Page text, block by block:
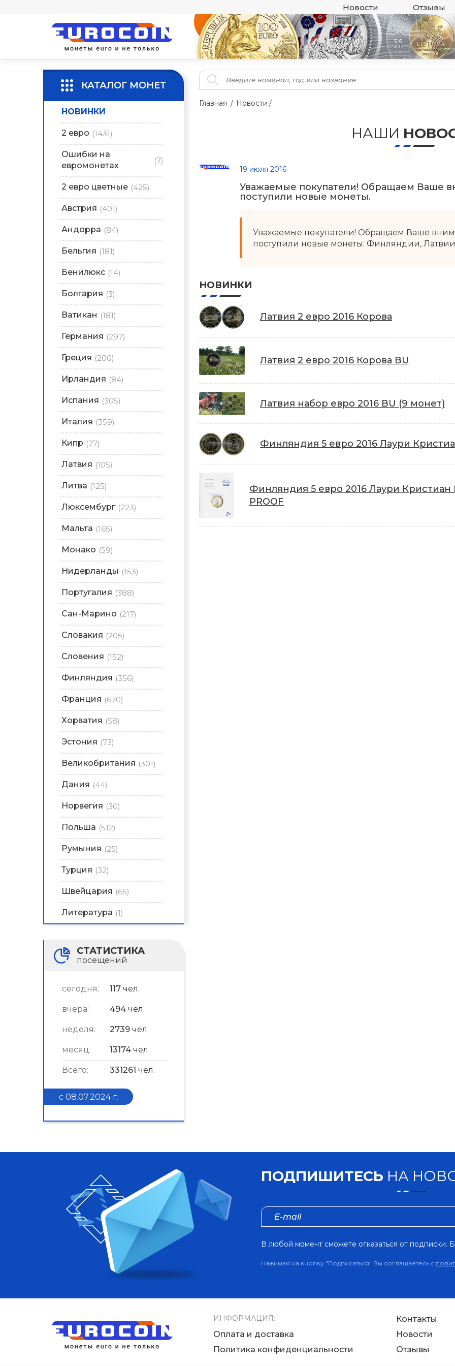
Новости Отзывы
КАТАЛОГ МОНЕТ
НОВИНКИ
2 евро (1431)
Ошибки на
евромонетах
(7)
2 евро цветные (425)
Австрия (401)
Андорра (84)
Бельгия (181)
Бенилюкс (14)
Болгария (3)
Ватикан (181)
Германия (297)
Греция (200)
Ирландия (84)
Испания (305)
Италия (359)
Кипр (77)
Латвия (105)
Литва (125)
Люксембург (223)
Мальта (165)
Монако (59)
Нидерланды (153)
Португалия (388)
Сан-Марино (217)
Словакия (205)
Словения (152)
Финляндия (356)
Франция (670)
Хорватия (58)
Эстония (73)
Великобритания (301)
Дания (44)
Норвегия (30)
Польша (512)
Румыния (25)
Турция (32)
Швейцария (65)
Литература (1)
СТАТИСТИКА
посещений
сегодня: 117 чел.
вчера: 494 чел.
неделя: 2739 чел.
месяц: 13174 чел.
Всего: 331261 чел.
с 08.07.2024 г.
Главная Новости
НАШИ
19 июля 2016
Уважаемые покупатели! Обращаем Ваше
поступили новые монеты.
Уважаемые покупатели! Обращаем Ваше
поступили новые монеты: Финляндии,
НОВИНКИ
Латвия 2 евро 2016 Корова
Латвия 2 евро 2016 Корова BU
Латвия набор евро 2016 BU (9 монет)
Финляндия 5 евро 2016 Лаури
Финляндия 5 евро 2016 Лаури Кристиан
PROOF
ПОДПИШИТЕСЬ НА
В любой момент сможете отказаться от подписки.
Нажимая на кнопку "Подписаться" Вы соглашаетесь с
ИНФОРМАЦИЯ:
Контакты
Оплата и доставка
Новости
Политика конфиденциальности
Отзывы